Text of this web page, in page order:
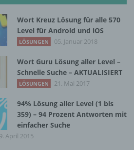
Wort Kreuz Lösung für alle 570
Level für Android und iOS
LÖSUNGEN 05. Januar 2018
Wort Guru Lösung aller Level –
Schnelle Suche – AKTUALISIERT
LÖSUNGEN 21. Mai 2017
94% Lösung aller Level (1 bis
359) – 94 Prozent Antworten mit
einfacher Suche
April 2015